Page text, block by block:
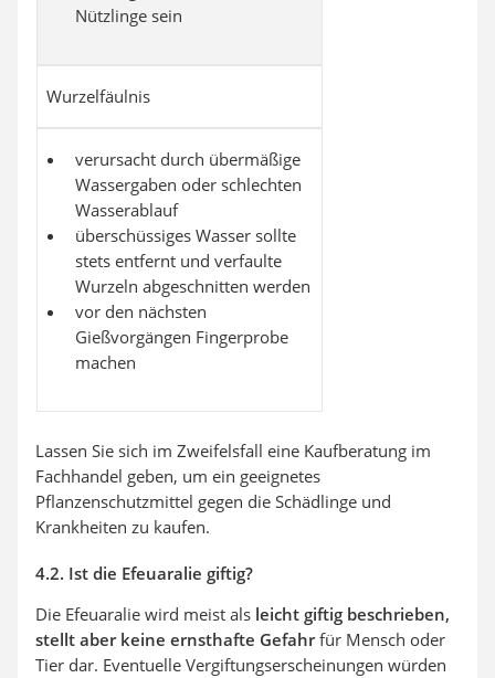
Nützlinge sein
Wurzelfäulnis
verursacht durch übermäßige
Wassergaben oder schlechten
Wasserablauf
überschüssiges Wasser sollte
stets entfernt und verfaulte
Wurzeln abgeschnitten werden
vor den nächsten
Gießvorgängen Fingerprobe
machen
Lassen Sie sich im Zweifelsfall eine Kaufberatung im
Fachhandel geben, um ein geeignetes
Pflanzenschutzmittel gegen die Schädlinge und
Krankheiten zu kaufen.
4.2. Ist die Efeuaralie giftig?
Die Efeuaralie wird meist als leicht giftig beschrieben,
stellt aber keine ernsthafte Gefahrfür Mensch oder
Tier dar. Eventuelle Vergiftungserscheinungen würden